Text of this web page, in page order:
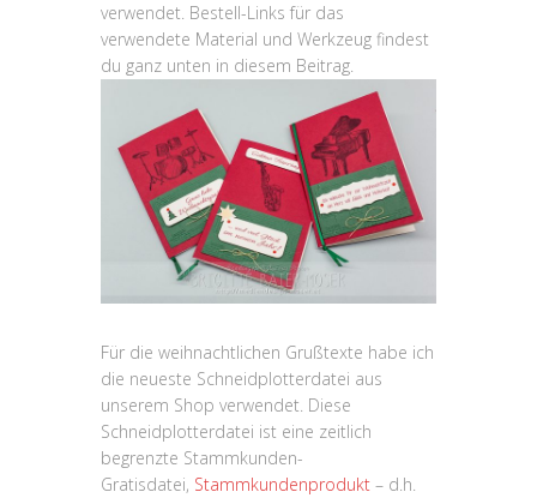
verwendet. Bestell-Links für das
verwendete Material und Werkzeug findest
du ganz unten in diesem Beitrag.
Für die weihnachtlichen Grußtexte habe ich
die neueste Schneidplotterdatei aus
unserem Shop verwendet. Diese
Schneidplotterdatei ist eine zeitlich
begrenzte Stammkunden-
Gratisdatei, Stammkundenprodukt – d.h.